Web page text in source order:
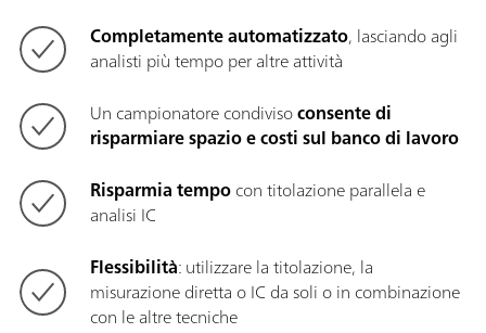
Completamente automatizzato, lasciando agli
analisti più tempo per altre attività
Un campionatore condivisoconsente di
risparmiare spazio e costi sul banco di lavoro
Risparmia tempocon titolazione parallela e
analisi IC
Flessibilità: utilizzare la titolazione, la
misurazione diretta o IC da soli o in combinazione
con le altre tecniche